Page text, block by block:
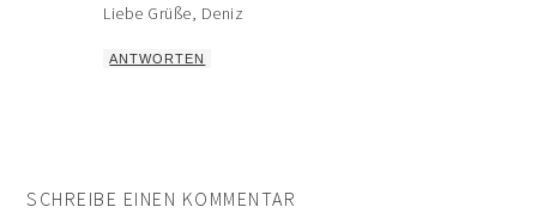
Liebe Grüße, Deniz
ANTWORTEN
SCHREIBE EINEN KOMMENTAR